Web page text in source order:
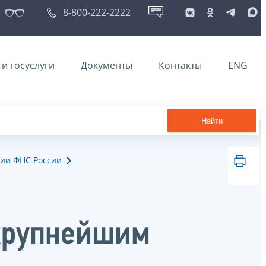
8-800-222-2222
госуслуги Документы Контакты ENG
Найти
ФНС России